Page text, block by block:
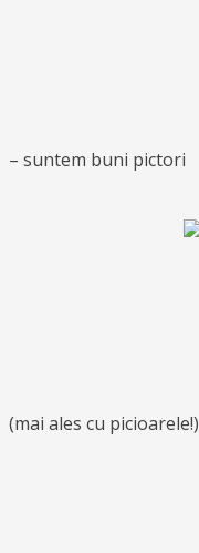
– suntem buni pictori
(mai ales cu picioarele!)